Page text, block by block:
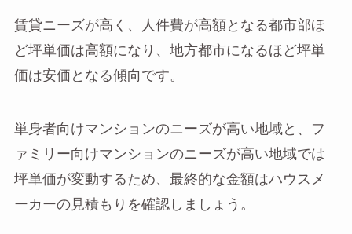
賃貸ニーズが高く、人件費が高額となる都市部ほ
ど坪単価は高額になり、地方都市になるほど坪単
価は安価となる傾向です。
単身者向けマンションのニーズが高い地域と、フ
ァミリー向けマンションのニーズが高い地域では
坪単価が変動するため、最終的な金額はハウスメ
ーカーの見積もりを確認しましょう。